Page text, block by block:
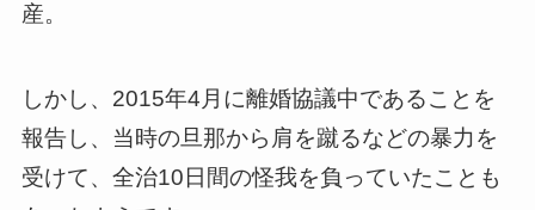
産。
しかし、2015年4月に離婚協議中であることを
報告し、当時の旦那から肩を蹴るなどの暴力を
受けて、全治10日間の怪我を負っていたことも